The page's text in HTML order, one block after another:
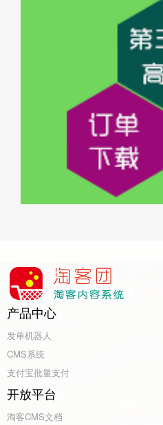
产品中心
发单机器人
CMS系统
支付宝批量支付
开放平台
淘客CMS文档